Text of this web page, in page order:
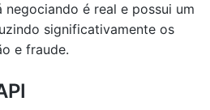
negociando é real e possui um
significativamente os
e fraude.